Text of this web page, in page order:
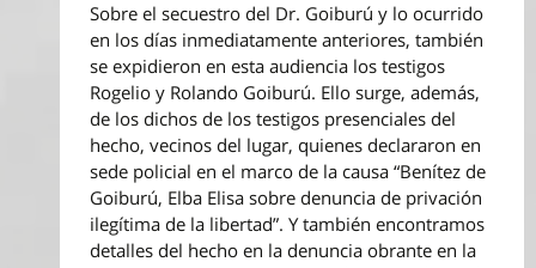
Sobre el secuestro del Dr. Goiburú y lo ocurrido
en los días inmediatamente anteriores, también
se expidieron en esta audiencia los testigos
Rogelio y Rolando Goiburú. Ello surge, además,
de los dichos de los testigos presenciales del
hecho, vecinos del lugar, quienes declararon en
sede policial en el marco de la causa “Benítez de
Goiburú, Elba Elisa sobre denuncia de privación
ilegítima de la libertad”. Y también encontramos
detalles del hecho en la denuncia obrante en la